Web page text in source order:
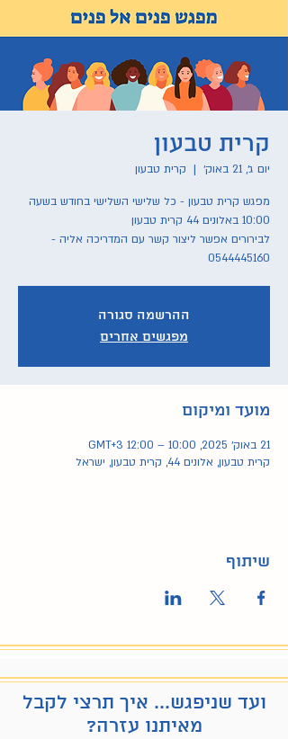
קרית טבעון
יום ג׳, 21 באוק׳
  |
קרית טבעון
מפגש קרית טבעון - כל שלישי השלישי בחודש בשעה
לבירורים אפשר ליצור קשר עם המדריכה אליה -
0544445160
ההרשמה סגורה
מפגשים אחרים
מועד ומיקום
21 באוק׳ 2025, 10:00 – 12:00 GMT‎+3‎
קרית טבעון, אלונים 44, קרית טבעון, ישראל
שיתוף
ועד שניפגש... איך תרצי לקבל
מאיתנו עזרה?